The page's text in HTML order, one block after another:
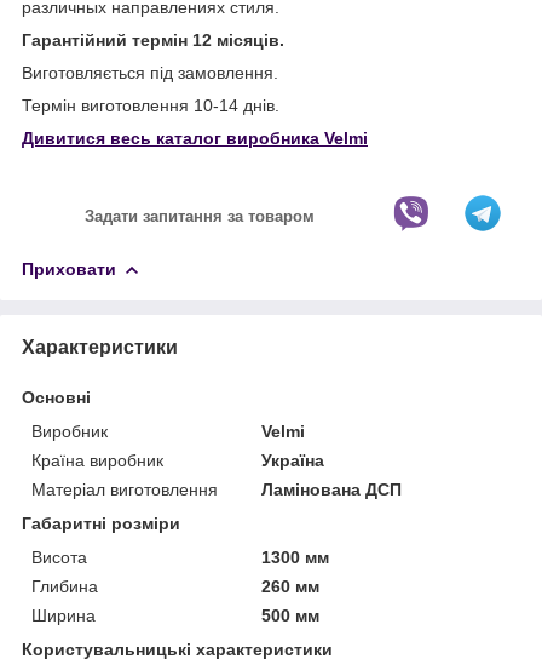
различных направлениях стиля.
Гарантійний термін 12 місяців.
Виготовляється під замовлення.
Термін виготовлення 10-14 днів.
Дивитися весь каталог виробника Velmi
Задати запитання за товаром
Приховати
Характеристики
Основні
Виробник
Velmi
Країна виробник
Україна
Матеріал виготовлення
Ламінована ДСП
Габаритні розміри
Висота
1300 мм
Глибина
260 мм
Ширина
500 мм
Користувальницькі характеристики